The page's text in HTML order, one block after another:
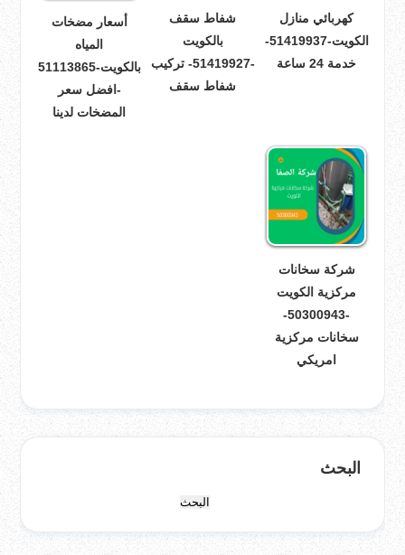
كهربائي منازل
الكويت-51419937-
خدمة 24 ساعة
شفاط سقف
بالكويت
-51419927- تركيب
شفاط سقف
أسعار مضخات
المياه
بالكويت-51113865
-افضل سعر
المضخات لدينا
شركة سخانات
مركزية الكويت
-50300943-
سخانات مركزية
امريكي
البحث
البحث